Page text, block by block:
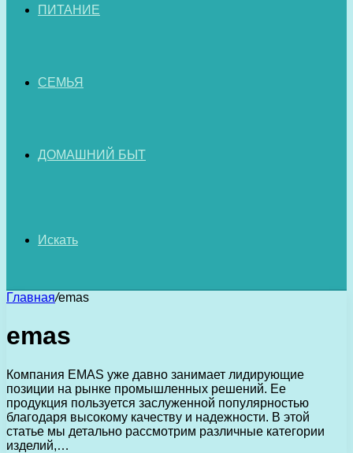
ПИТАНИЕ
СЕМЬЯ
ДОМАШНИЙ БЫТ
Искать
Главная/emas
emas
Компания EMAS уже давно занимает лидирующие
позиции на рынке промышленных решений. Ее
продукция пользуется заслуженной популярностью
благодаря высокому качеству и надежности. В этой
статье мы детально рассмотрим различные категории
изделий,…